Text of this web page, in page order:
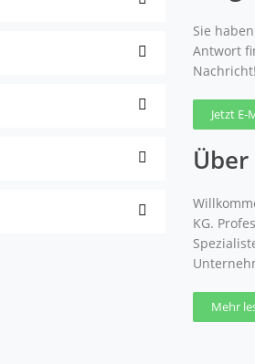
Sie
Antwort
Nachricht!
Jetzt E-
KG.
Mehr